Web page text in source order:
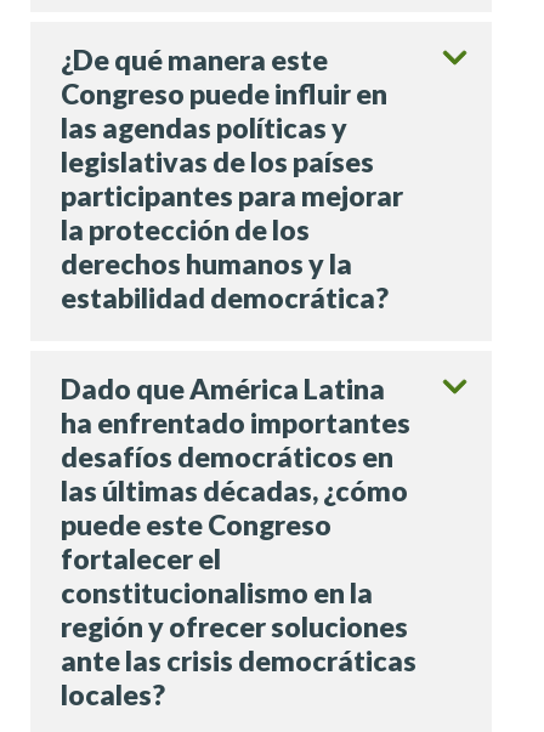
¿De qué manera este
Congreso puede influir en
las agendas políticas y
legislativas de los países
participantes para mejorar
la protección de los
derechos humanos y la
estabilidad democrática?
Dado que América Latina
ha enfrentado importantes
desafíos democráticos en
las últimas décadas, ¿cómo
puede este Congreso
fortalecer el
constitucionalismo en la
región y ofrecer soluciones
ante las crisis democráticas
locales?